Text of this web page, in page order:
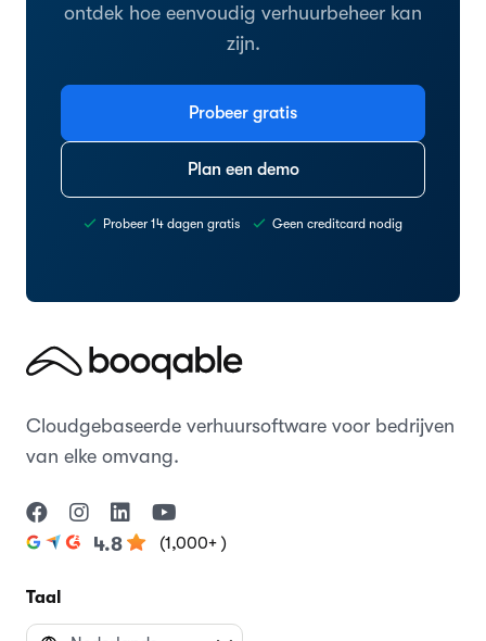
ontdek hoe eenvoudig verhuurbeheer kan
zijn.
Probeer gratis
Plan een demo
Probeer 14 dagen gratis Geen creditcard nodig
Cloudgebaseerde verhuursoftware voor bedrijven
van elke omvang.
4.8 (1,000+ )
Taal